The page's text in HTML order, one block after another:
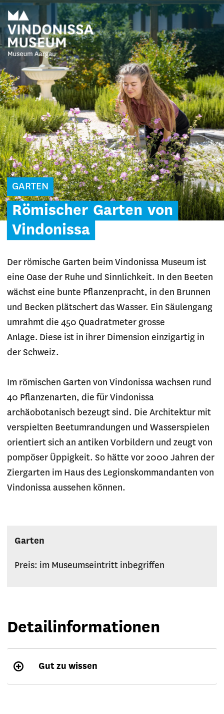
GARTEN
Römischer Garten von
Vindonissa
Der römische Garten beim Vindonissa Museum ist
eine Oase der Ruhe und Sinnlichkeit. In den Beeten
wächst eine bunte Pflanzenpracht, in den Brunnen
und Becken plätschert das Wasser. Ein Säulengang
umrahmt die 450 Quadratmeter grosse
Anlage. Diese ist in ihrer Dimension einzigartig in
der Schweiz.
Im römischen Garten von Vindonissa wachsen rund
40 Pflanzenarten, die für Vindonissa
archäobotanisch bezeugt sind. Die Architektur mit
verspielten Beetumrandungen und Wasserspielen
orientiert sich an antiken Vorbildern und zeugt von
pompöser Üppigkeit. So hätte vor 2000 Jahren der
Ziergarten im Haus des Legionskommandanten von
Vindonissa aussehen können.
Garten
Preis: im Museumseintritt inbegriffen
Detailinformationen
Gut zu wissen